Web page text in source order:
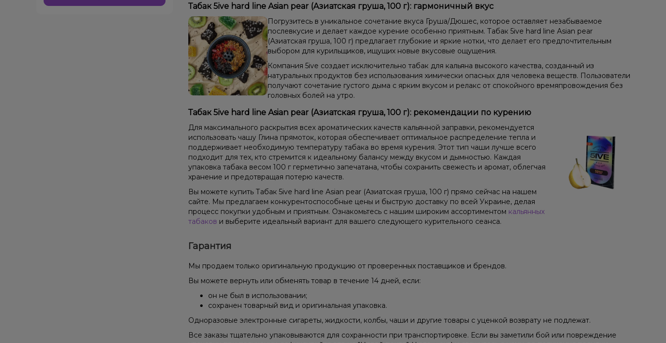
Табак 5ive hard line Asian pear (Азиатская груша, 100 г): гармоничный вкус
Погрузитесь в уникальное сочетание вкуса Груша/Дюшес, которое оставляет незабываемое
послевкусие и делает каждое курение особенно приятным. Табак 5ive hard line Asian pear
(Азиатская груша, 100 г) предлагает глубокие и яркие нотки, что делает его предпочтительным
выбором для курильщиков, ищущих новые вкусовые ощущения.
Компания 5ive создает исключительно табак для кальяна высокого качества, созданный из
натуральных продуктов без использования химически опасных для человека веществ. Пользователи
получают сочетание густого дыма с ярким вкусом и релакс от спокойного времяпровождения без
головных болей на утро.
Табак 5ive hard line Asian pear (Азиатская груша, 100 г): рекомендации по курению
Для максимального раскрытия всех ароматических качеств кальянной заправки, рекомендуется
использовать чашу Глина прямоток, которая обеспечивает оптимальное распределение тепла и
поддерживает необходимую температуру табака во время курения. Этот тип чаши лучше всего
подходит для тех, кто стремится к идеальному балансу между вкусом и дымностью. Каждая
упаковка табака весом 100 г герметично запечатана, чтобы сохранить свежесть и аромат, облегчая
хранение и предотвращая потерю качеств.
Вы можете купить Табак 5ive hard line Asian pear (Азиатская груша, 100 г) прямо сейчас на нашем
сайте. Мы предлагаем конкурентоспособные цены и быструю доставку по всей Украине, делая
процесс покупки удобным и приятным. Ознакомьтесь с нашим широким ассортиментом кальянных
табаков и выберите идеальный вариант для вашего следующего курительного сеанса.
Гарантия
Мы продаем только оригинальную продукцию от проверенных поставщиков и брендов.
Вы можете вернуть или обменять товар в течение 14 дней, если:
он не был в использовании;
сохранен товарный вид и оригинальная упаковка.
Одноразовые электронные сигареты, жидкости, колбы, чаши и другие товары с уценкой возврату не подлежат.
Все заказы тщательно упаковываются для сохранности при транспортировке. Если вы заметили бой или повреждение